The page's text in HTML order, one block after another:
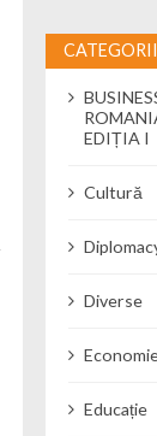
CATEGORII
EDIȚIA I
Cultură
Diverse
Educație